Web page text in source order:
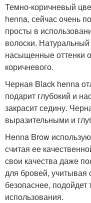
Темно-коричневый
henna, сейчас очень
просты в
волоски.
насыщенные оттенки
коричневого.
Черная Black henna
подарит глубокий и
закрасит седину.
выразительными и
Henna Brow
считая ее
свои качества даже
для бровей, учитывая
безопаснее,
использования.